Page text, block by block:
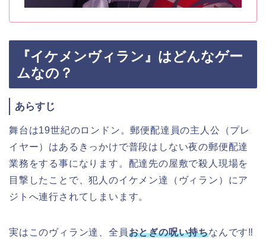
『イケメンヴィラン』はどんなゲー
ムなの？
あらすじ
舞台は19世紀のロンドン。郵便配達員の主人公（プレ
イヤー）はあるきっかけで普段はしない夜の郵便配達
業務をする事になります。配達先の屋敷で殺人現場を
目撃したことで、犯人のイケメン達（ヴィラン）にア
ジトへ連行されてしまいます。
実はこのヴィラン達、全員おとぎの呪い持ちなんです‼︎